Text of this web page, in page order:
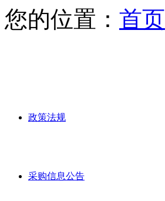
您的位置： 首页
政策法规
采购信息公告